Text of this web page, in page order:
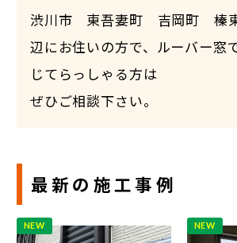
渋川市 東吾妻町 吉岡町 榛
辺にお住いの方で、ルーバー窓
じてらっしゃる方は
ぜひご相談下さい。
最新の施工事例
NEW NEW